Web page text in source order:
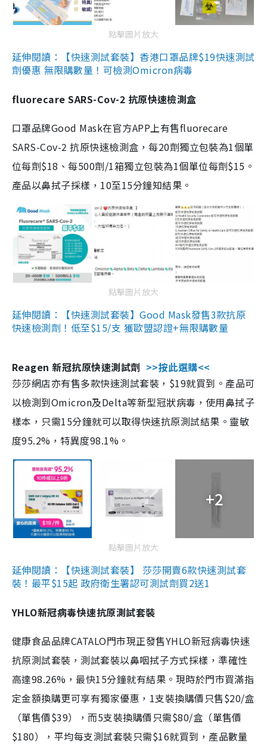
點擊圖片放大
延伸閱讀：【快速測試套裝】香港口罩品牌$19快速測試
劑優惠 無限購數量！可檢測Omicron病毒
fluorecare SARS-Cov-2 抗原快速檢測盒
口罩品牌Good Mask在官方APP上有售fluorecare
SARS-Cov-2 抗原快速檢測盒，每20劑獨立包裝為1個單
位每劑$18、每500劑/1箱獨立包裝為1個單位每劑$15。
產品以鼻拭子採樣，10至15分鐘知結果。
點擊圖片放大
延伸閱讀：【快速測試套裝】Good Mask發售3款抗原
快速檢測劑！低至$15/支 獲歐盟認證+無限購數量
Reagen 新冠抗原快速測試劑 >>按此選購<<
莎莎網店亦有售多款快速測試套裝，$19就買到。產品可
以檢測到Omicron及Delta等新型冠狀病毒，使用鼻拭子
樣本，只需15分鐘就可以取得快速抗原測試結果。靈敏
度95.2%，特異度98.1%。
+2
點擊圖片放大
延伸閱讀：【快速測試套裝】 莎莎開賣6款快速測試套
裝！最平$15起 政府衛生署認可測試劑買2送1
YHLO新冠病毒快速抗原測試套裝
健康食品品牌CATALO門市現正發售YHLO新冠病毒快速
抗原測試套裝，測試套裝以鼻咽拭子方式採樣，準確性
高達98.26%，最快15分鐘就有結果。現時於門市買滿指
定金額換購更可享有獨家優惠，1支裝換購價只售$20/盒
（單售價$39），而5支裝換購價只需$80/盒（單售價
$180），平均每支測試套裝只需$16就買到，產品數量